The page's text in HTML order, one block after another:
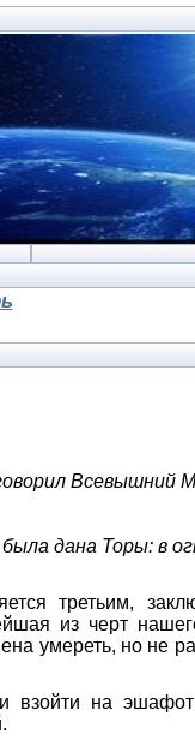
Всевышний
дана Торы: в
третьим,
из черт
умереть, но не
взойти на